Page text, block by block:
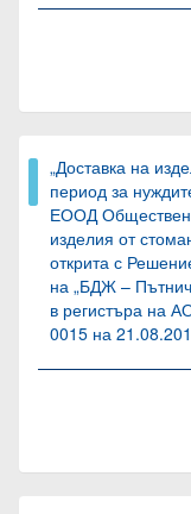
„Доставка на
период за
ЕООД
изделия от
открита с
на „БДЖ –
в регистъра на
0015 на